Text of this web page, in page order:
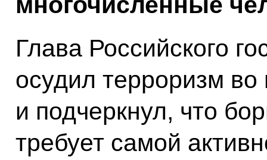
Глава Российского
осудил терроризм во
и подчеркнул, что
требует самой